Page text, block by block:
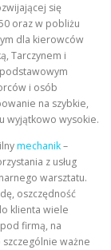
się
oraz w pobliżu
dla kierowców
Tarczynem i
i osób
na szybkie,
wyjątkowo wysokie.
mechanik–
z usług
warsztatu.
oszczędność
klienta wiele
firmą, na
ważne